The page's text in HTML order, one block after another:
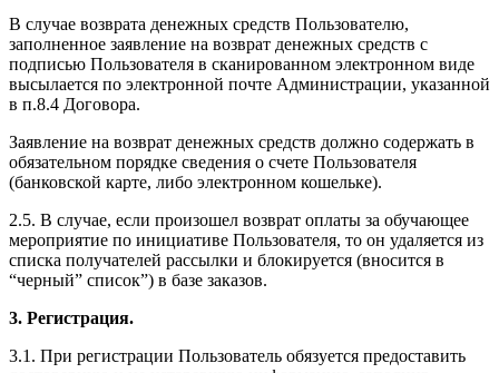
В случае возврата денежных средств Пользователю,
заполненное заявление на возврат денежных средств с
подписью Пользователя в сканированном электронном виде
высылается по электронной почте Администрации, указанной
в п.8.4 Договора.
Заявление на возврат денежных средств должно содержать в
обязательном порядке сведения о счете Пользователя
(банковской карте, либо электронном кошельке).
2.5. В случае, если произошел возврат оплаты за обучающее
мероприятие по инициативе Пользователя, то он удаляется из
списка получателей рассылки и блокируется (вносится в
“черный” список”) в базе заказов.
3. Регистрация.
3.1. При регистрации Пользователь обязуется предоставить